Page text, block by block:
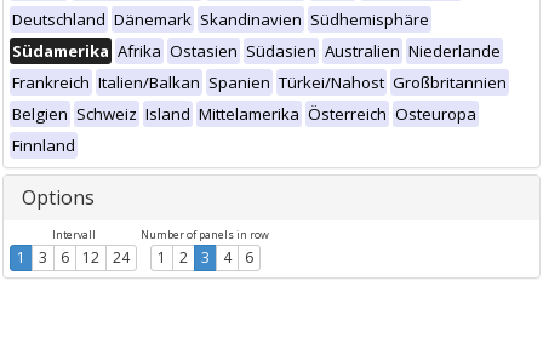
Deutschland Dänemark Skandinavien Südhemisphäre
Südamerika Afrika Ostasien Südasien Australien Niederlande
Frankreich Italien/Balkan Spanien Türkei/Nahost Großbritannien
Belgien Schweiz Island Mittelamerika Österreich Osteuropa
Finnland
Options
Intervall
1 3 6 12 24
Number of panels in row
1 2 3 4 6